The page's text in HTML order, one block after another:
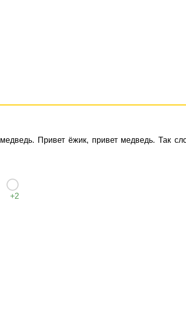
Привет ёжик, привет медведь. Так
+2